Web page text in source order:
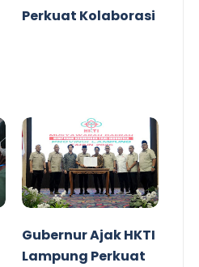
Perkuat Kolaborasi
Gubernur Ajak HKTI
Lampung Perkuat